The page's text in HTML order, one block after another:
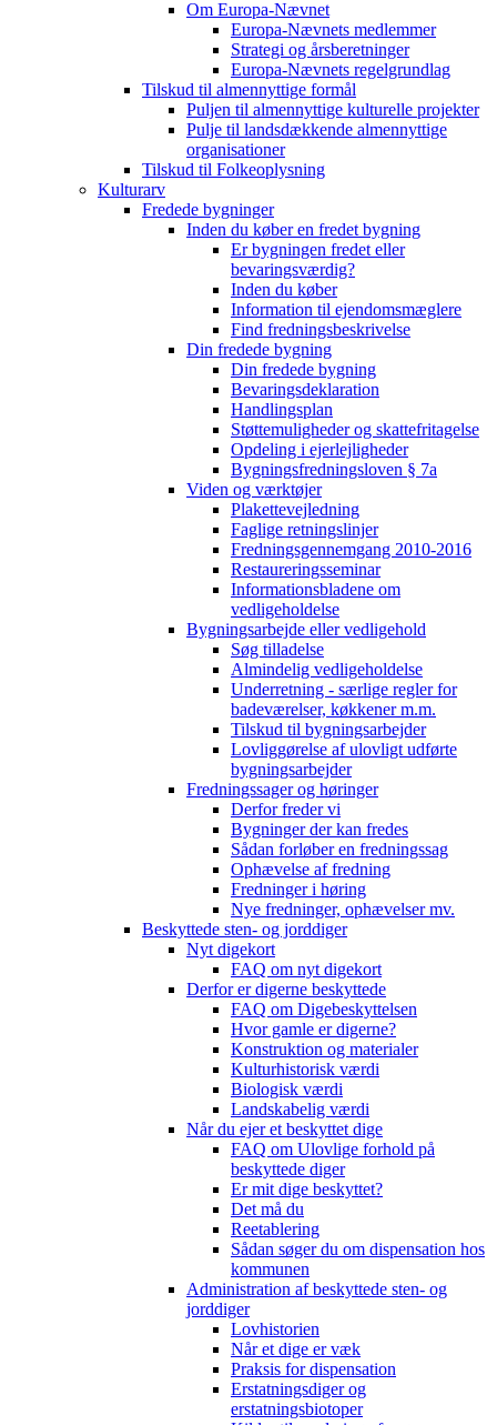
Om Europa-Nævnet
Europa-Nævnets medlemmer
Strategi og årsberetninger
Europa-Nævnets regelgrundlag
Tilskud til almennyttige formål
Puljen til almennyttige kulturelle projekter
Pulje til landsdækkende almennyttige
organisationer
Tilskud til Folkeoplysning
Kulturarv
Fredede bygninger
Inden du køber en fredet bygning
Er bygningen fredet eller
bevaringsværdig?
Inden du køber
Information til ejendomsmæglere
Find fredningsbeskrivelse
Din fredede bygning
Din fredede bygning
Bevaringsdeklaration
Handlingsplan
Støttemuligheder og skattefritagelse
Opdeling i ejerlejligheder
Bygningsfredningsloven § 7a
Viden og værktøjer
Plakettevejledning
Faglige retningslinjer
Fredningsgennemgang 2010-2016
Restaureringsseminar
Informationsbladene om
vedligeholdelse
Bygningsarbejde eller vedligehold
Søg tilladelse
Almindelig vedligeholdelse
Underretning - særlige regler for
badeværelser, køkkener m.m.
Tilskud til bygningsarbejder
Lovliggørelse af ulovligt udførte
bygningsarbejder
Fredningssager og høringer
Derfor freder vi
Bygninger der kan fredes
Sådan forløber en fredningssag
Ophævelse af fredning
Fredninger i høring
Nye fredninger, ophævelser mv.
Beskyttede sten- og jorddiger
Nyt digekort
FAQ om nyt digekort
Derfor er digerne beskyttede
FAQ om Digebeskyttelsen
Hvor gamle er digerne?
Konstruktion og materialer
Kulturhistorisk værdi
Biologisk værdi
Landskabelig værdi
Når du ejer et beskyttet dige
FAQ om Ulovlige forhold på
beskyttede diger
Er mit dige beskyttet?
Det må du
Reetablering
Sådan søger du om dispensation hos
kommunen
Administration af beskyttede sten- og
jorddiger
Lovhistorien
Når et dige er væk
Praksis for dispensation
Erstatningsdiger og
erstatningsbiotoper